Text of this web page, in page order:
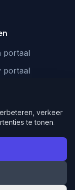
portaal
portaal
verkeer
te tonen.